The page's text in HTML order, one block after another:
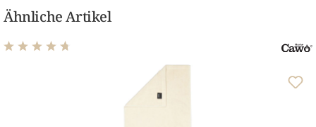
Ähnliche Artikel
Durchschnittliche Bewertung von 4.74 von 5 Sternen